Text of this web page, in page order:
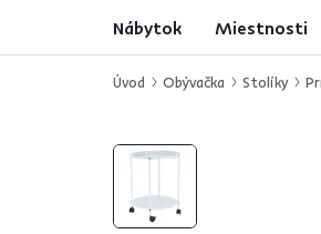
Nábytok Miestnosti
Úvod Obývačka Stolíky